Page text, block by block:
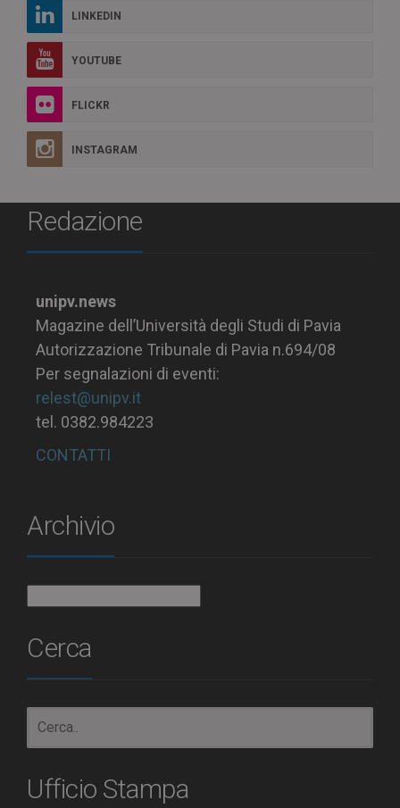
LINKEDIN
YOUTUBE
FLICKR
INSTAGRAM
Redazione
unipv.news
Magazine dell’Università degli Studi di Pavia
Autorizzazione Tribunale di Pavia n.694/08
Per segnalazioni di eventi:
relest@unipv.it
tel. 0382.984223
CONTATTI
Archivio
Cerca
Ufficio Stampa